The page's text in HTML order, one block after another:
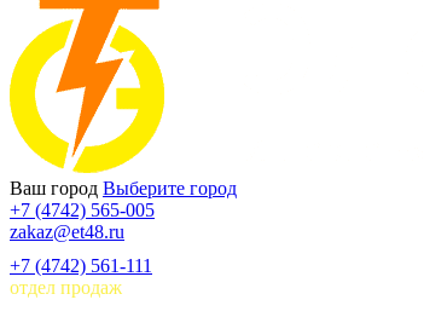
Ваш город Выберите город
+7 (4742) 565-005
zakaz@et48.ru
+7 (4742) 561-111
отдел продаж